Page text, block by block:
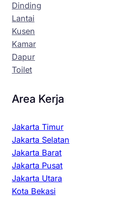
Dinding
Lantai
Kusen
Kamar
Dapur
Toilet
Area Kerja
Jakarta Timur
Jakarta Selatan
Jakarta Barat
Jakarta Pusat
Jakarta Utara
Kota Bekasi